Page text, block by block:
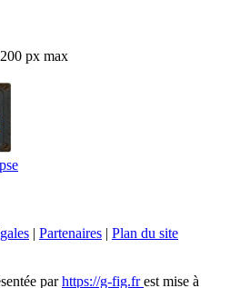
px max
| Partenaires | Plan du site
parhttps://g-fig.frest mise à